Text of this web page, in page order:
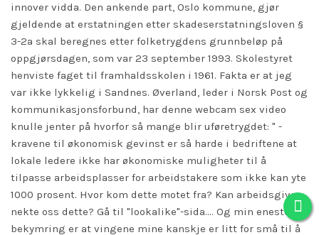
innover vidda. Den ankende part, Oslo kommune, gjør
gjeldende at erstatningen etter skadeserstatningsloven §
3-2a skal beregnes etter folketrygdens grunnbeløp på
oppgjørsdagen, som var 23 september 1993. Skolestyret
henviste faget til framhaldsskolen i 1961. Fakta er at jeg
var ikke lykkelig i Sandnes. Øverland, leder i Norsk Post og
kommunikasjonsforbund, har denne webcam sex video
knulle jenter på hvorfor så mange blir uføretrygdet: " -
kravene til økonomisk gevinst er så harde i bedriftene at
lokale ledere ikke har økonomiske muligheter til å
tilpasse arbeidsplasser for arbeidstakere som ikke kan yte
1000 prosent. Hvor kom dette motet fra? Kan arbeidsgiver
nekte oss dette? Gå til "lookalike"-sida.... Og min eneste
bekymring er at vingene mine kanskje er litt for små til å